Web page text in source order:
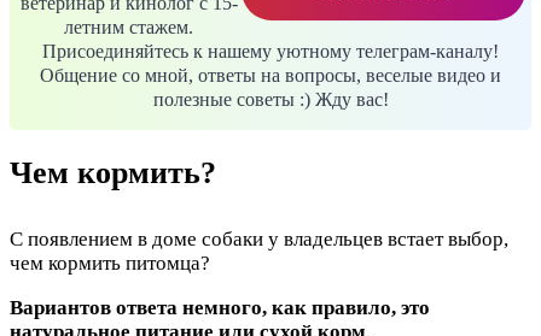
летним стажем.
Присоединяйтесь к нашему уютному телеграм-каналу!
Общение со мной, ответы на вопросы, веселые видео и
полезные советы :) Жду вас!
Чем кормить?
С появлением в доме собаки у владельцев встает выбор,
чем кормить питомца?
Вариантов ответа немного, как правило, это